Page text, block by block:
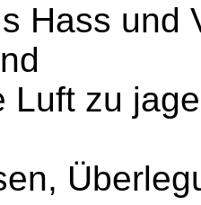
Hass und
Luft zu